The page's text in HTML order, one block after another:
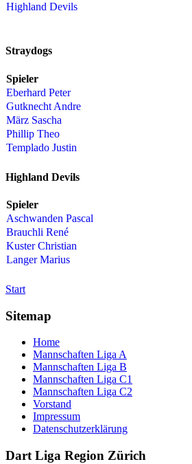
Highland Devils
Straydogs
Spieler
Eberhard Peter
Gutknecht Andre
März Sascha
Phillip Theo
Templado Justin
Highland Devils
Spieler
Aschwanden Pascal
Brauchli René
Kuster Christian
Langer Marius
Start
Sitemap
Home
Mannschaften Liga A
Mannschaften Liga B
Mannschaften Liga C1
Mannschaften Liga C2
Vorstand
Impressum
Datenschutzerklärung
Dart Liga Region Zürich